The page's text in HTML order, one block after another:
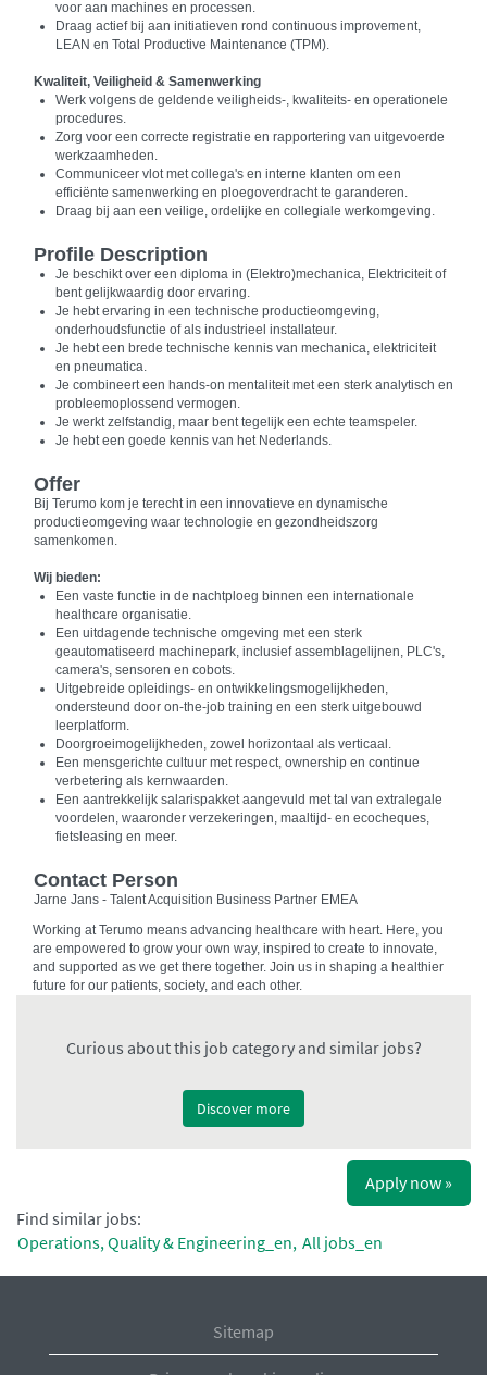
voor aan machines en processen.
Draag actief bij aan initiatieven rond continuous improvement,
LEAN en Total Productive Maintenance (TPM).
Kwaliteit, Veiligheid & Samenwerking
Werk volgens de geldende veiligheids-, kwaliteits- en operationele
procedures.
Zorg voor een correcte registratie en rapportering van uitgevoerde
werkzaamheden.
Communiceer vlot met collega's en interne klanten om een
efficiënte samenwerking en ploegoverdracht te garanderen.
Draag bij aan een veilige, ordelijke en collegiale werkomgeving.
Profile Description
Je beschikt over een diploma in (Elektro)mechanica, Elektriciteit of
bent gelijkwaardig door ervaring.
Je hebt ervaring in een technische productieomgeving,
onderhoudsfunctie of als industrieel installateur.
Je hebt een brede technische kennis van mechanica, elektriciteit
en pneumatica.
Je combineert een hands-on mentaliteit met een sterk analytisch en
probleemoplossend vermogen.
Je werkt zelfstandig, maar bent tegelijk een echte teamspeler.
Je hebt een goede kennis van het Nederlands.
Offer
Bij Terumo kom je terecht in een innovatieve en dynamische
productieomgeving waar technologie en gezondheidszorg
samenkomen.
Wij bieden:
Een vaste functie in de nachtploeg binnen een internationale
healthcare organisatie.
Een uitdagende technische omgeving met een sterk
geautomatiseerd machinepark, inclusief assemblagelijnen, PLC's,
camera's, sensoren en cobots.
Uitgebreide opleidings- en ontwikkelingsmogelijkheden,
ondersteund door on-the-job training en een sterk uitgebouwd
leerplatform.
Doorgroeimogelijkheden, zowel horizontaal als verticaal.
Een mensgerichte cultuur met respect, ownership en continue
verbetering als kernwaarden.
Een aantrekkelijk salarispakket aangevuld met tal van extralegale
voordelen, waaronder verzekeringen, maaltijd- en ecocheques,
fietsleasing en meer.
Contact Person
Jarne Jans - Talent Acquisition Business Partner EMEA
Working at Terumo means advancing healthcare with heart. Here, you
are empowered to grow your own way, inspired to create to innovate,
and supported as we get there together. Join us in shaping a healthier
future for our patients, society, and each other.
Curious about this job category and similar jobs?
Discover more
Apply now »
Find similar jobs:
Operations, Quality & Engineering_en, All jobs_en
Sitemap